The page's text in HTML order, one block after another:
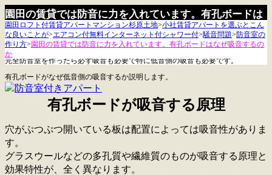
園田の賃貸では防音に力を入れています。有孔ボードは
なぜ吸音するか
完全防音室を作ったら必ず吸音も必要で特に低音側の吸音も必要です。
有孔ボードがなぜ低音側の吸音するか説明します。
有孔ボードが吸音する原理
穴がぷつぷつ開いている板は配置によっては吸音性がありま
す。
グラスウールなどの多孔質や繊維質のものが吸音する原理と
効果特性が、全く異なります。
園田ロフト付賃貸アパートマンション杉原土地>小社賃貸アパートを選ぶとこん
な良いことが>エアコン付無料インターネット付シャワー付>騒音問題>防音室の
作り方> 園田の賃貸では防音に力を入れています。有孔ボードはなぜ吸音するの
か